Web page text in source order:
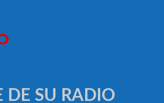
DE SU RADIO